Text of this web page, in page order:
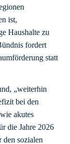
ist,
Haushalte zu
fordert
statt
„weiterhin
bei den
akutes
die Jahre 2026
sozialen